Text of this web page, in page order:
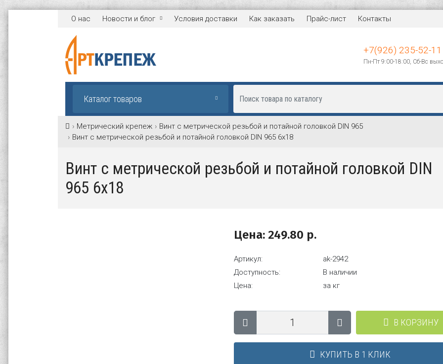
О нас Новости и блог Условия доставки Как заказать Прайс-лист Контакты
+7(926) 235-52-11
Пн-Пт 9:00-18:00, Сб-Вс
Каталог товаров
Метрический крепеж
Винт с метрической резьбой и потайной головкой DIN 965
Винт с метрической резьбой и потайной головкой DIN 965 6х18
Винт с метрической резьбой и потайной головкой DIN
965 6х18
Цена:249.80 р.
Артикул:
ak-2942
Доступность:
В наличии
Цена:
за кг
В КОРЗИНУ
КУПИТЬ В 1 КЛИК